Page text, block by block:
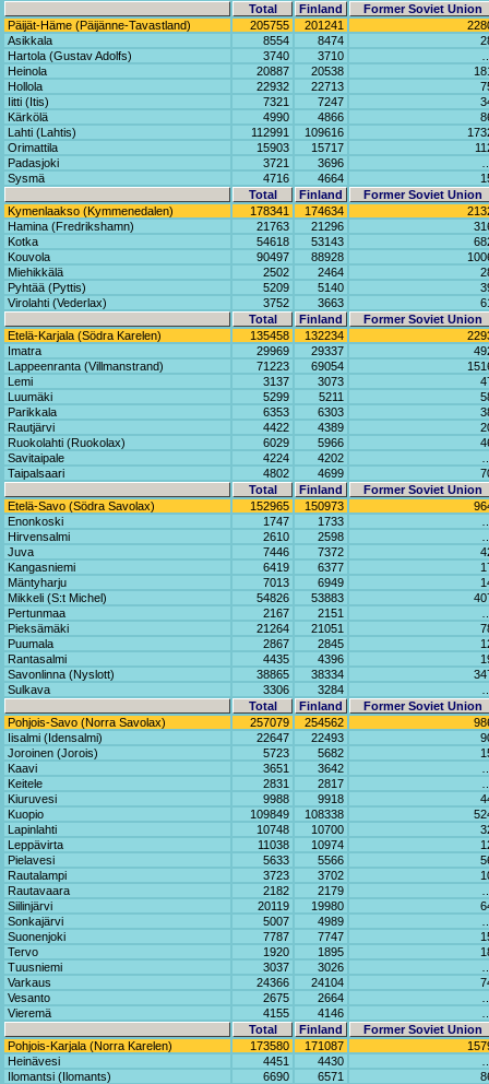
Total
Finland
Former Soviet Union
Päijät-Häme (Päijänne-Tavastland)
205755 201241
Asikkala
8554 8474
Hartola (Gustav Adolfs)
3740 3710
Heinola
20887 20538
Hollola
22932 22713
Iitti (Itis)
7321 7247
Kärkölä
4990 4866
Lahti (Lahtis)
112991 109616
Orimattila
15903 15717
Padasjoki
3721 3696
Sysmä
4716 4664
Total
Finland
Former Soviet Union
Kymenlaakso (Kymmenedalen)
178341 174634
Hamina (Fredrikshamn)
21763 21296
Kotka
54618 53143
Kouvola
90497 88928
Miehikkälä
2502 2464
Pyhtää (Pyttis)
5209 5140
Virolahti (Vederlax)
3752 3663
Total
Finland
Former Soviet Union
Etelä-Karjala (Södra Karelen)
135458 132234
Imatra
29969 29337
Lappeenranta (Villmanstrand)
71223 69054
Lemi
3137 3073
Luumäki
5299 5211
Parikkala
6353 6303
Rautjärvi
4422 4389
Ruokolahti (Ruokolax)
6029 5966
Savitaipale
4224 4202
Taipalsaari
4802 4699
Total
Finland
Former Soviet Union
Etelä-Savo (Södra Savolax)
152965 150973
Enonkoski
1747 1733
Hirvensalmi
2610 2598
Juva
7446 7372
Kangasniemi
6419 6377
Mäntyharju
7013 6949
Mikkeli (S:t Michel)
54826 53883
Pertunmaa
2167 2151
Pieksämäki
21264 21051
Puumala
2867 2845
Rantasalmi
4435 4396
Savonlinna (Nyslott)
38865 38334
Sulkava
3306 3284
Total
Finland
Former Soviet Union
Pohjois-Savo (Norra Savolax)
257079 254562
Iisalmi (Idensalmi)
22647 22493
Joroinen (Jorois)
5723 5682
Kaavi
3651 3642
Keitele
2831 2817
Kiuruvesi
9988 9918
Kuopio
109849 108338
Lapinlahti
10748 10700
Leppävirta
11038 10974
Pielavesi
5633 5566
Rautalampi
3723 3702
Rautavaara
2182 2179
Siilinjärvi
20119 19980
Sonkajärvi
5007 4989
Suonenjoki
7787 7747
Tervo
1920 1895
Tuusniemi
3037 3026
Varkaus
24366 24104
Vesanto
2675 2664
Vieremä
4155 4146
Total
Finland
Former Soviet Union
Pohjois-Karjala (Norra Karelen)
173580 171087
Heinävesi
4451 4430
Ilomantsi (Ilomants)
6690 6571